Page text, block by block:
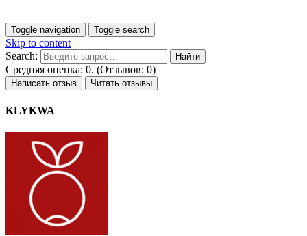
Toggle navigation Toggle search
Skip to content
Search:
Средняя оценка: 0. (Отзывов: 0)
Написать отзыв Читать отзывы
KLYKWA